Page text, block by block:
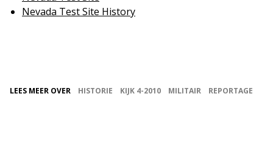
Nevada Test Site History
LEES MEER OVER HISTORIE KIJK 4-2010 MILITAIR REPORTAGE